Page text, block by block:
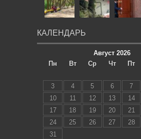
КАЛЕНДАРЬ
Август 2026
Пн
Вт Ср Чт Пт
3
4 5 6 7
10
11 12 13 14
17
18 19 20 21
24
25 26 27 28
31